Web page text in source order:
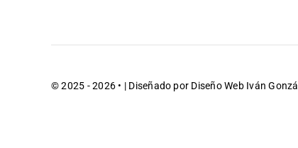
© 2025 - 2026 • | Diseñado por Diseño Web Iván